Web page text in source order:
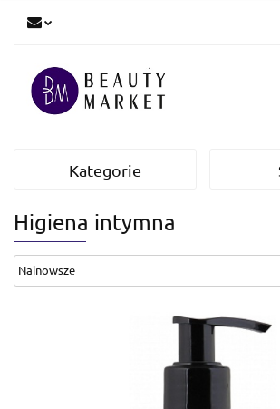
Kategorie
Higiena intymna